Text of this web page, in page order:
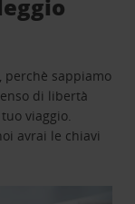
perchè sappiamo
di libertà
viaggio.
avrai le chiavi